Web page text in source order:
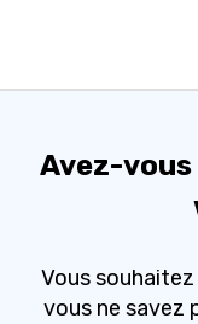
Avez-
Vous
vous ne savez